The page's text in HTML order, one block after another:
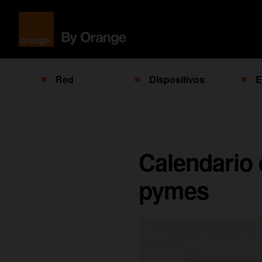
Red Dispositivos
Calendario
pymes